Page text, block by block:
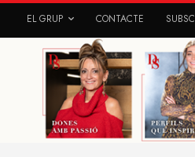
EL GRUP CONTACTE